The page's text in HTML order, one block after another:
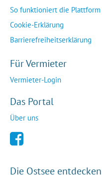
So funktioniert die Plattform
Cookie-Erklärung
Barrierefreiheitserklärung
Für Vermieter
Vermieter-Login
Das Portal
Über uns
Die Ostsee entdecken